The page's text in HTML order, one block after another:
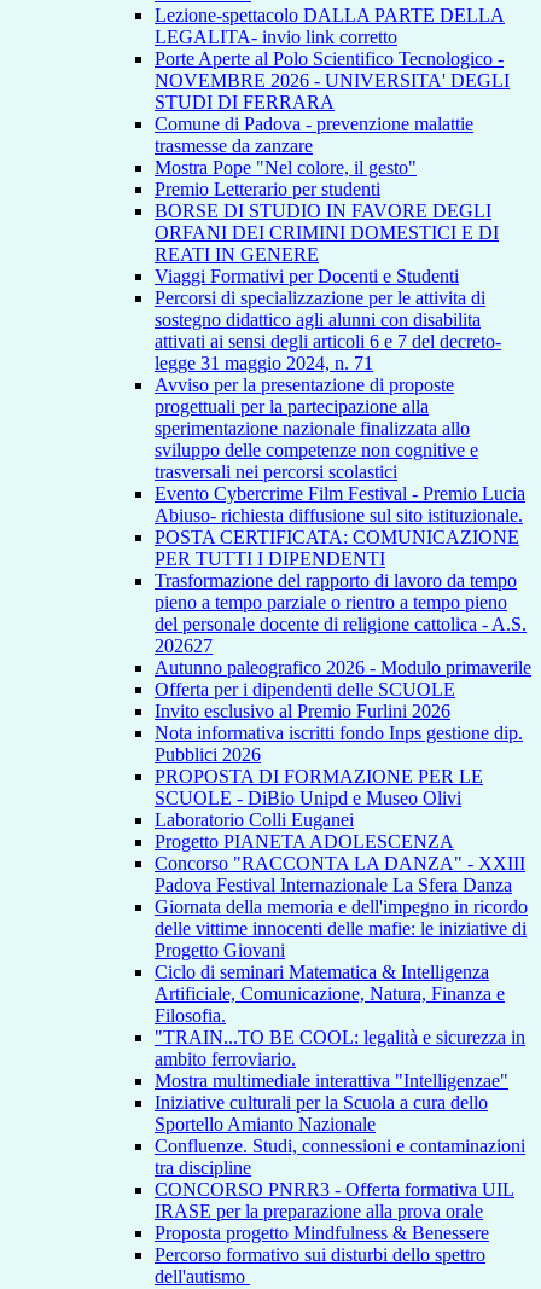
Lezione-spettacolo DALLA PARTE DELLA
LEGALITA- invio link corretto
Porte Aperte al Polo Scientifico Tecnologico -
NOVEMBRE 2026 - UNIVERSITA' DEGLI
STUDI DI FERRARA
Comune di Padova - prevenzione malattie
trasmesse da zanzare
Mostra Pope "Nel colore, il gesto"
Premio Letterario per studenti
BORSE DI STUDIO IN FAVORE DEGLI
ORFANI DEI CRIMINI DOMESTICI E DI
REATI IN GENERE
Viaggi Formativi per Docenti e Studenti
Percorsi di specializzazione per le attivita di
sostegno didattico agli alunni con disabilita
attivati ai sensi degli articoli 6 e 7 del decreto-
legge 31 maggio 2024, n. 71
Avviso per la presentazione di proposte
progettuali per la partecipazione alla
sperimentazione nazionale finalizzata allo
sviluppo delle competenze non cognitive e
trasversali nei percorsi scolastici
Evento Cybercrime Film Festival - Premio Lucia
Abiuso- richiesta diffusione sul sito istituzionale.
POSTA CERTIFICATA: COMUNICAZIONE
PER TUTTI I DIPENDENTI
Trasformazione del rapporto di lavoro da tempo
pieno a tempo parziale o rientro a tempo pieno
del personale docente di religione cattolica - A.S.
202627
Autunno paleografico 2026 - Modulo primaverile
Offerta per i dipendenti delle SCUOLE
Invito esclusivo al Premio Furlini 2026
Nota informativa iscritti fondo Inps gestione dip.
Pubblici 2026
PROPOSTA DI FORMAZIONE PER LE
SCUOLE - DiBio Unipd e Museo Olivi
Laboratorio Colli Euganei
Progetto PIANETA ADOLESCENZA
Concorso "RACCONTA LA DANZA" - XXIII
Padova Festival Internazionale La Sfera Danza
Giornata della memoria e dell'impegno in ricordo
delle vittime innocenti delle mafie: le iniziative di
Progetto Giovani
Ciclo di seminari Matematica & Intelligenza
Artificiale, Comunicazione, Natura, Finanza e
Filosofia.
"TRAIN...TO BE COOL: legalità e sicurezza in
ambito ferroviario.
Mostra multimediale interattiva "Intelligenzae"
Iniziative culturali per la Scuola a cura dello
Sportello Amianto Nazionale
Confluenze. Studi, connessioni e contaminazioni
tra discipline
CONCORSO PNRR3 - Offerta formativa UIL
IRASE per la preparazione alla prova orale
Proposta progetto Mindfulness & Benessere
Percorso formativo sui disturbi dello spettro
dell'autismo